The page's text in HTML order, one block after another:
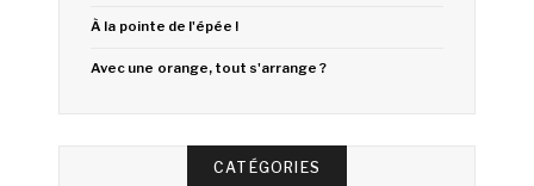
À la pointe de l'épée !
Avec une orange, tout s'arrange ?
CATÉGORIES